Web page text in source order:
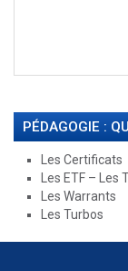
PÉDAGOGIE :
Les Certificats
Les ETF – Les
Les Warrants
Les Turbos